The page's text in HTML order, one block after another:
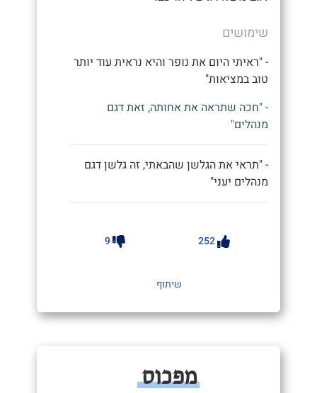
שימושים
- "ראיתי היום את נופר והיא נראית עוד יותר
טוב במציאות"
- "חכה שתראה את אחותה, זאת דגם
מנהלים"
- "תראי את הגלשן שהבאתי, זה גלשן דגם
מנהלים יעני"
252
9
שיתוף
מפכוס